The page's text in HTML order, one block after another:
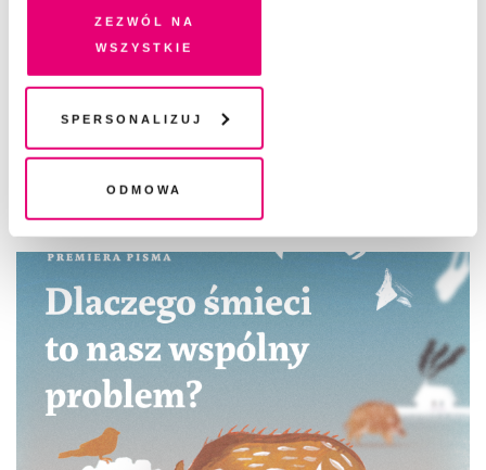
na Twoim urządzeniu końcowym lub dostęp do niego i
przetwarzanie danych. Zgodę na wszystkie lub niektóre
chwili wycofać lub ponowić w zakładce "Ustawienia
plików cookie". Wycofanie zgody nie wpływa na
legalność przetwarzania danych przed jej wycofaniem
Zezwól na
wszystkie
Spersonalizuj
Odmowa
wierszy i opowiadań, zapalona vintedzianka.
Artykuł ukazał się w kwietniowym numerze
miesięcznika „Pismo. Magazyn opinii” (4/2021)
CZYTAJ TAKŻE